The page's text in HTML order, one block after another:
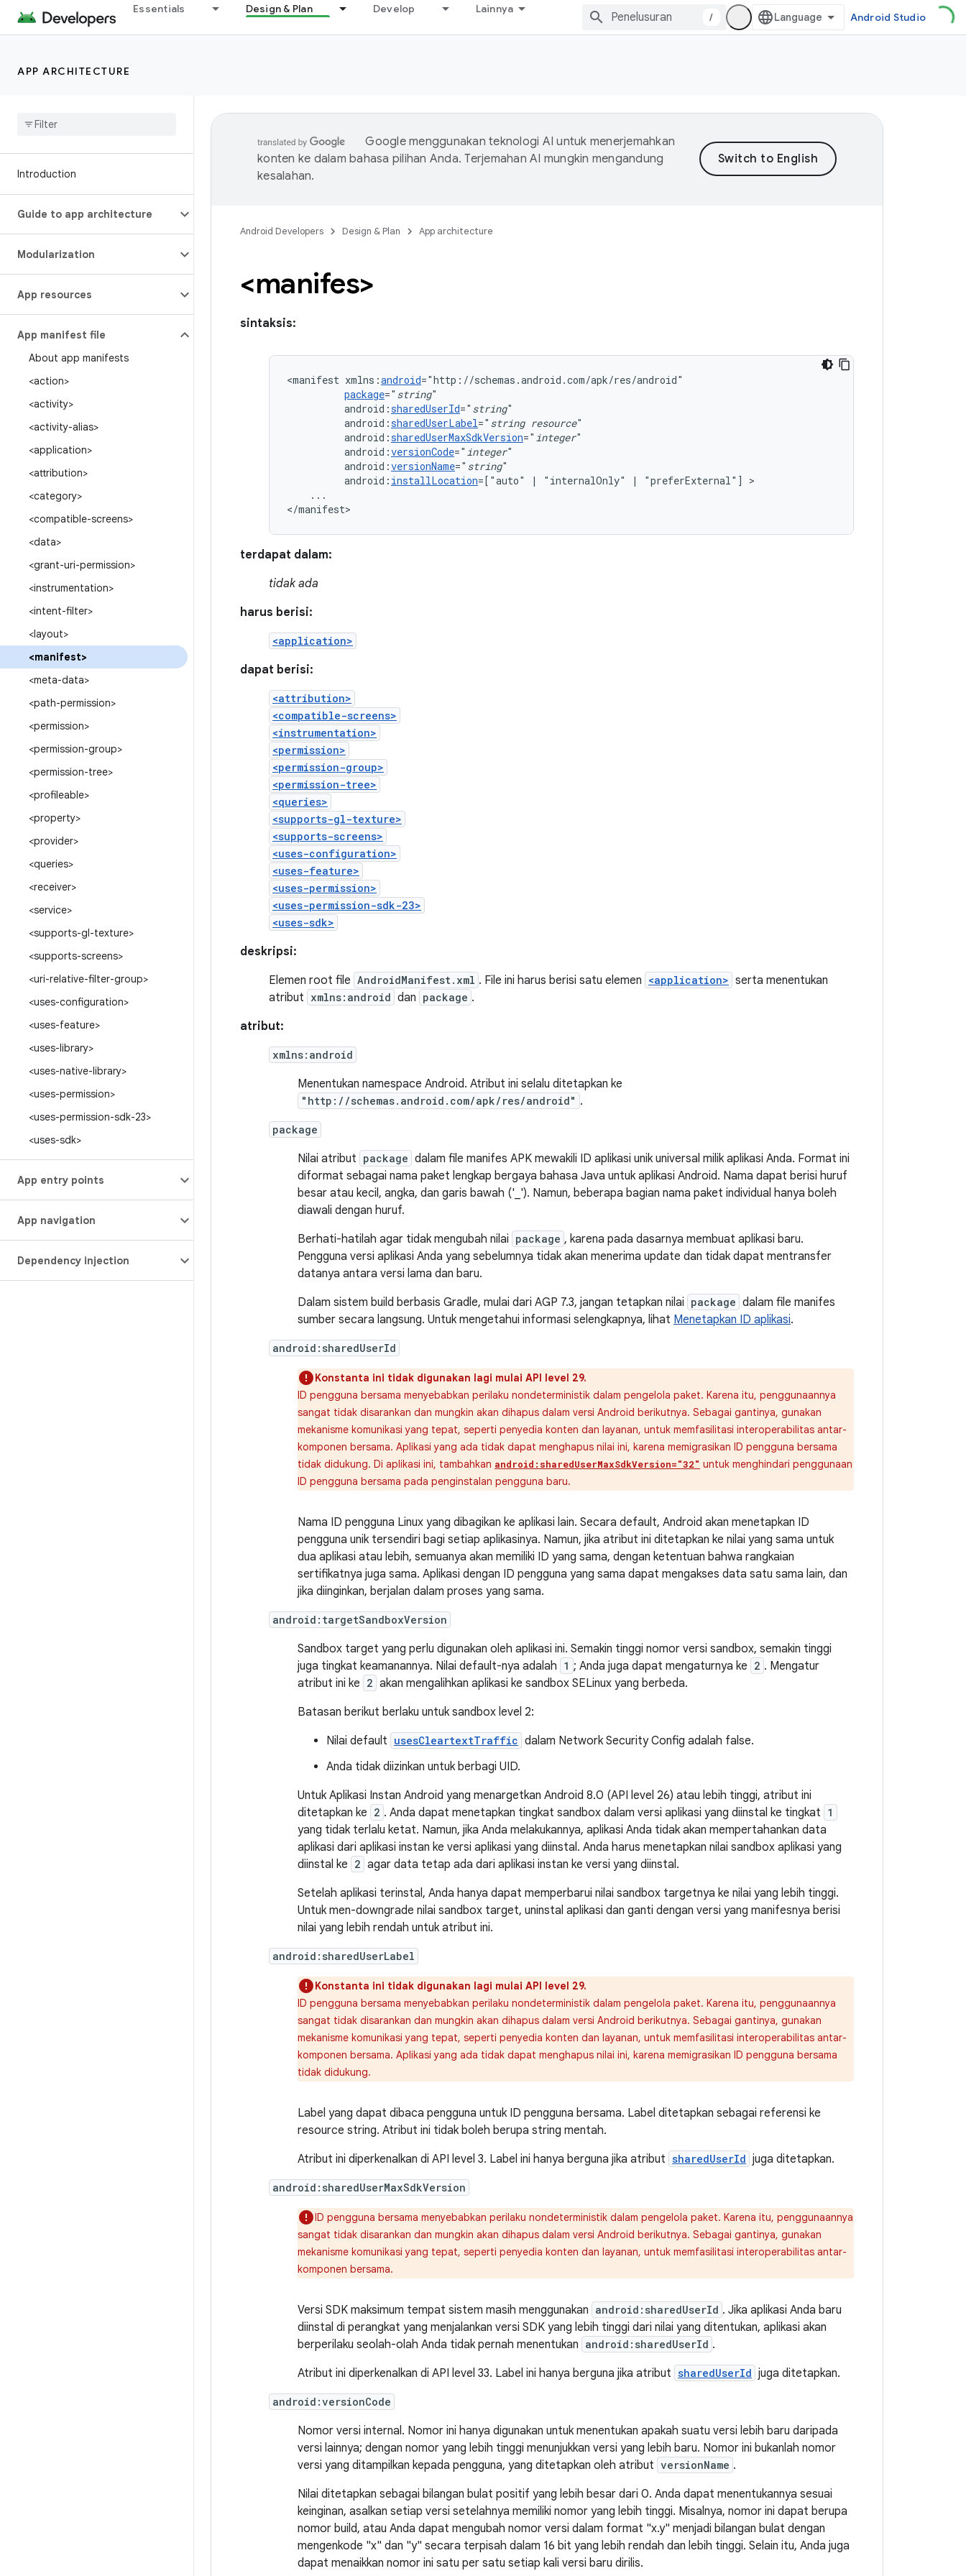
Essentials Design & Plan Develop Lainnya
/ Android Studio
APP ARCHITECTURE
Introduction
Guide to app architecture
Modularization
App resources
App manifest file
About app manifests
<action>
<activity>
<activity-alias>
<application>
<attribution>
<category>
<compatible-screens>
<data>
<grant-uri-permission>
<instrumentation>
<intent-filter>
<layout>
<manifest>
<meta-data>
<path-permission>
<permission>
<permission-group>
<permission-tree>
<profileable>
<property>
<provider>
<queries>
<receiver>
<service>
<supports-gl-texture>
<supports-screens>
<uri-relative-filter-group>
<uses-configuration>
<uses-feature>
<uses-library>
<uses-native-library>
<uses-permission>
<uses-permission-sdk-23>
<uses-sdk>
App entry points
App navigation
Dependency injection
Google menggunakan teknologi AI untuk menerjemahkan
konten ke dalam bahasa pilihan Anda. Terjemahan AI mungkin mengandung
kesalahan.
Android Developers Design & Plan App architecture
<manifes>
sintaksis:
<manifest xmlns:android
package=" string
android:sharedUserId=" string
android:sharedUserLabel=" string resource"
android:sharedUserMaxSdkVersion=" integer
android:versionCode=" integer
android:versionName=" string
android: installLocation=["auto" | "internalOnly" | "preferExternal"]
...
</manifest>
terdapat dalam:
tidak ada
harus berisi:
<application>
dapat berisi:
<attribution>
<compatible-screens>
<instrumentation>
<permission>
<permission-group>
<permission-tree>
<queries>
<supports-gl-texture>
<supports-screens>
<uses-configuration>
<uses-feature>
<uses-permission>
<uses-permission-sdk-23>
<uses-sdk>
deskripsi:
Elemen root file AndroidManifest.xml . File ini harus berisi satu elemen <application> serta menentukan
atribut xmlns:android dan package .
atribut:
xmlns:android
Menentukan namespace Android. Atribut ini selalu ditetapkan ke
"http://schemas.android.com/apk/res/android" .
package
Nilai atribut package dalam file manifes APK mewakili ID aplikasi unik universal milik aplikasi Anda. Format ini
diformat sebagai nama paket lengkap bergaya bahasa Java untuk aplikasi Android. Nama dapat berisi huruf
besar atau kecil, angka, dan garis bawah ('_'). Namun, beberapa bagian nama paket individual hanya boleh
diawali dengan huruf.
Berhati-hatilah agar tidak mengubah nilai package , karena pada dasarnya membuat aplikasi baru.
Pengguna versi aplikasi Anda yang sebelumnya tidak akan menerima update dan tidak dapat mentransfer
datanya antara versi lama dan baru.
Dalam sistem build berbasis Gradle, mulai dari AGP 7.3, jangan tetapkan nilai package dalam file manifes
sumber secara langsung. Untuk mengetahui informasi selengkapnya, lihat Menetapkan ID aplikasi.
android:sharedUserId
Konstanta ini tidak digunakan lagi mulai API level 29.
ID pengguna bersama menyebabkan perilaku nondeterministik dalam pengelola paket. Karena itu, penggunaannya
sangat tidak disarankan dan mungkin akan dihapus dalam versi Android berikutnya. Sebagai gantinya, gunakan
mekanisme komunikasi yang tepat, seperti penyedia konten dan layanan, untuk memfasilitasi interoperabilitas antar-
komponen bersama. Aplikasi yang ada tidak dapat menghapus nilai ini, karena memigrasikan ID pengguna bersama
tidak didukung. Di aplikasi ini, tambahkan android:sharedUserMaxSdkVersion="32" untuk menghindari penggunaan
ID pengguna bersama pada penginstalan pengguna baru.
Nama ID pengguna Linux yang dibagikan ke aplikasi lain. Secara default, Android akan menetapkan ID
pengguna unik tersendiri bagi setiap aplikasinya. Namun, jika atribut ini ditetapkan ke nilai yang sama untuk
dua aplikasi atau lebih, semuanya akan memiliki ID yang sama, dengan ketentuan bahwa rangkaian
sertifikatnya juga sama. Aplikasi dengan ID pengguna yang sama dapat mengakses data satu sama lain, dan
jika diinginkan, berjalan dalam proses yang sama.
android:targetSandboxVersion
Sandbox target yang perlu digunakan oleh aplikasi ini. Semakin tinggi nomor versi sandbox, semakin tinggi
juga tingkat keamanannya. Nilai default-nya adalah 1 ; Anda juga dapat mengaturnya ke 2 . Mengatur
atribut ini ke 2 akan mengalihkan aplikasi ke sandbox SELinux yang berbeda.
Batasan berikut berlaku untuk sandbox level 2:
Nilai default usesCleartextTraffic dalam Network Security Config adalah false.
Anda tidak diizinkan untuk berbagi UID.
Untuk Aplikasi Instan Android yang menargetkan Android 8.0 (API level 26) atau lebih tinggi, atribut ini
ditetapkan ke 2 . Anda dapat menetapkan tingkat sandbox dalam versi aplikasi yang diinstal ke tingkat 1
yang tidak terlalu ketat. Namun, jika Anda melakukannya, aplikasi Anda tidak akan mempertahankan data
aplikasi dari aplikasi instan ke versi aplikasi yang diinstal. Anda harus menetapkan nilai sandbox aplikasi yang
diinstal ke 2 agar data tetap ada dari aplikasi instan ke versi yang diinstal.
Setelah aplikasi terinstal, Anda hanya dapat memperbarui nilai sandbox targetnya ke nilai yang lebih tinggi.
Untuk men-downgrade nilai sandbox target, uninstal aplikasi dan ganti dengan versi yang manifesnya berisi
nilai yang lebih rendah untuk atribut ini.
android:sharedUserLabel
Konstanta ini tidak digunakan lagi mulai API level 29.
ID pengguna bersama menyebabkan perilaku nondeterministik dalam pengelola paket. Karena itu, penggunaannya
sangat tidak disarankan dan mungkin akan dihapus dalam versi Android berikutnya. Sebagai gantinya, gunakan
mekanisme komunikasi yang tepat, seperti penyedia konten dan layanan, untuk memfasilitasi interoperabilitas antar-
komponen bersama. Aplikasi yang ada tidak dapat menghapus nilai ini, karena memigrasikan ID pengguna bersama
tidak didukung.
Label yang dapat dibaca pengguna untuk ID pengguna bersama. Label ditetapkan sebagai referensi ke
resource string. Atribut ini tidak boleh berupa string mentah.
Atribut ini diperkenalkan di API level 3. Label ini hanya berguna jika atribut sharedUserId juga ditetapkan.
android:sharedUserMaxSdkVersion
ID pengguna bersama menyebabkan perilaku nondeterministik dalam pengelola paket. Karena itu, penggunaannya
sangat tidak disarankan dan mungkin akan dihapus dalam versi Android berikutnya. Sebagai gantinya, gunakan
mekanisme komunikasi yang tepat, seperti penyedia konten dan layanan, untuk memfasilitasi interoperabilitas antar-
komponen bersama.
Versi SDK maksimum tempat sistem masih menggunakan android:sharedUserId . Jika aplikasi Anda baru
diinstal di perangkat yang menjalankan versi SDK yang lebih tinggi dari nilai yang ditentukan, aplikasi akan
berperilaku seolah-olah Anda tidak pernah menentukan android:sharedUserId .
Atribut ini diperkenalkan di API level 33. Label ini hanya berguna jika atribut sharedUserId juga ditetapkan.
android:versionCode
Nomor versi internal. Nomor ini hanya digunakan untuk menentukan apakah suatu versi lebih baru daripada
versi lainnya; dengan nomor yang lebih tinggi menunjukkan versi yang lebih baru. Nomor ini bukanlah nomor
versi yang ditampilkan kepada pengguna, yang ditetapkan oleh atribut versionName .
Nilai ditetapkan sebagai bilangan bulat positif yang lebih besar dari 0. Anda dapat menentukannya sesuai
keinginan, asalkan setiap versi setelahnya memiliki nomor yang lebih tinggi. Misalnya, nomor ini dapat berupa
nomor build, atau Anda dapat mengubah nomor versi dalam format "x.y" menjadi bilangan bulat dengan
mengenkode "x" dan "y" secara terpisah dalam 16 bit yang lebih rendah dan lebih tinggi. Selain itu, Anda juga
dapat menaikkan nomor ini satu per satu setiap kali versi baru dirilis.